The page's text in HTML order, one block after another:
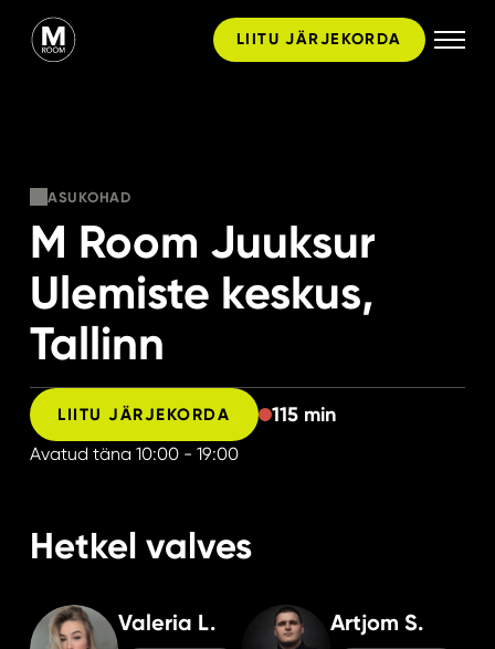
LIITU JÄRJEKORDA
ASUKOHAD
M Room Juuksur
Ulemiste keskus,
Tallinn
LIITU JÄRJEKORDA 115 min
Avatud täna 10:00 - 19:00
Hetkel valves
Valeria L. Artjom S.